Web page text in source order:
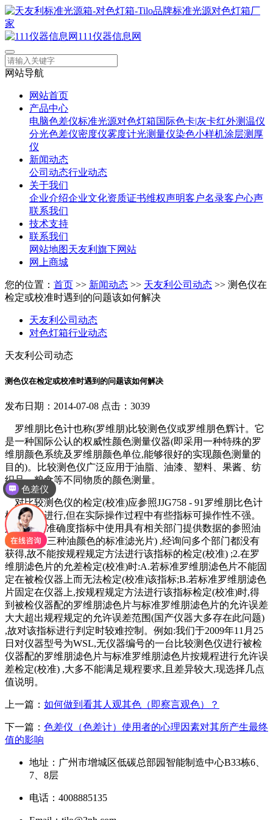
111仪器信息网
网站导航
网站首页
产品中心
电脑色差仪标准光源对色灯箱国际色卡|灰卡红外测温仪
分光色差仪密度仪雾度计光测量仪染色小样机涂层测厚
仪
新闻动态
公司动态行业动态
关于我们
企业介绍企业文化资质证书维权声明客户名录客户心声
联系我们
技术支持
联系我们
网站地图天友利旗下网站
网上商城
您的位置： 首页 >> 新闻动态 >> 天友利公司动态 >> 测色仪在
检定或校准时遇到的问题该如何解决
天友利公司动态
对色灯箱行业动态
天友利公司动态
测色仪在检定或校准时遇到的问题该如何解决
发布日期：2014-07-08 点击：3039
罗维朋比色计也称(罗维朋)比较测色仪或罗维朋色辉计。它
是一种国际公认的权威性颜色测量仪器(即采用一种特殊的罗
维朋颜色系统及罗维朋颜色单位,能够很好的实现颜色测量的
目的)。比较测色仪广泛应用于油脂、油漆、塑料、果酱、纺
织品、粮食等不同物质的颜色测量。
对比较测色仪的检定(校准)应参照JJG758 - 91罗维朋比色计
检定规程进行,但在实际操作过程中有些指标可操作性不强。
如: 1.仪器准确度指标中使用具有相关部门提供数据的参照油
(或相当于三种油颜色的标准滤光片) ,经询问多个部门都没有
获得,故不能按规程规定方法进行该指标的检定(校准) ;2.在罗
维朋滤色片的允差检定(校准)时:A.若标准罗维朋滤色片不能固
定在被检仪器上而无法检定(校准)该指标;B.若标准罗维朋滤色
片固定在仪器上,按规程规定方法进行该指标检定(校准)时,得
到被检仪器配的罗维朋滤色片与标准罗维朋滤色片的允许误差
大大超出规程规定的允许误差范围(国产仪器大多存在此问题)
,故对该指标进行判定时较难控制。例如:我们于2009年11月25
日对仪器型号为WSL,无仪器编号的一台比较测色仪进行被检
仪器配的罗维朋滤色片与标准罗维朋滤色片按规程进行允许误
差检定(校准) ,大多不能满足规程要求,且差异较大,现选择几点
值说明。
上一篇： 如何做到看其人观其色（即察言观色）？
下一篇： 色差仪（色差计）使用者的心理因素对其所产生最终
值的影响
地址：广州市增城区低碳总部园智能制造中心B33栋6、
7、8层
电话：4008885135
色差仪